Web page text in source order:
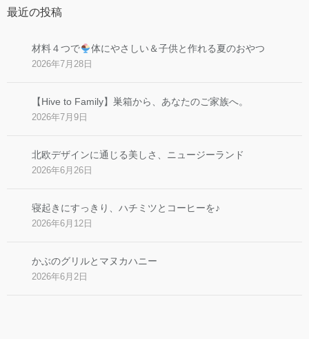
最近の投稿
材料４つで 体にやさしい＆子供と作れる夏のおやつ
2026年7月28日
【Hive to Family】巣箱から、あなたのご家族へ。
2026年7月9日
北欧デザインに通じる美しさ、ニュージーランド
2026年6月26日
寝起きにすっきり、ハチミツとコーヒーを♪
2026年6月12日
かぶのグリルとマヌカハニー
2026年6月2日